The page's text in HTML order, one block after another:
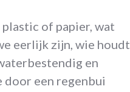
of papier, wat
eerlijk zijn, wie houdt
en
door een regenbui